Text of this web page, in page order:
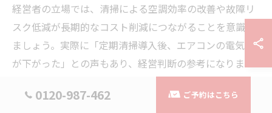
経営者の立場では、清掃による空調効率の改善や故障リ
スク低減が長期的なコスト削減につながることを意識し
ましょう。実際に「定期清掃導入後、エアコンの電気代
が下がった」との声もあり、経営判断の参考になりま
0120-987-462 ご予約はこちら